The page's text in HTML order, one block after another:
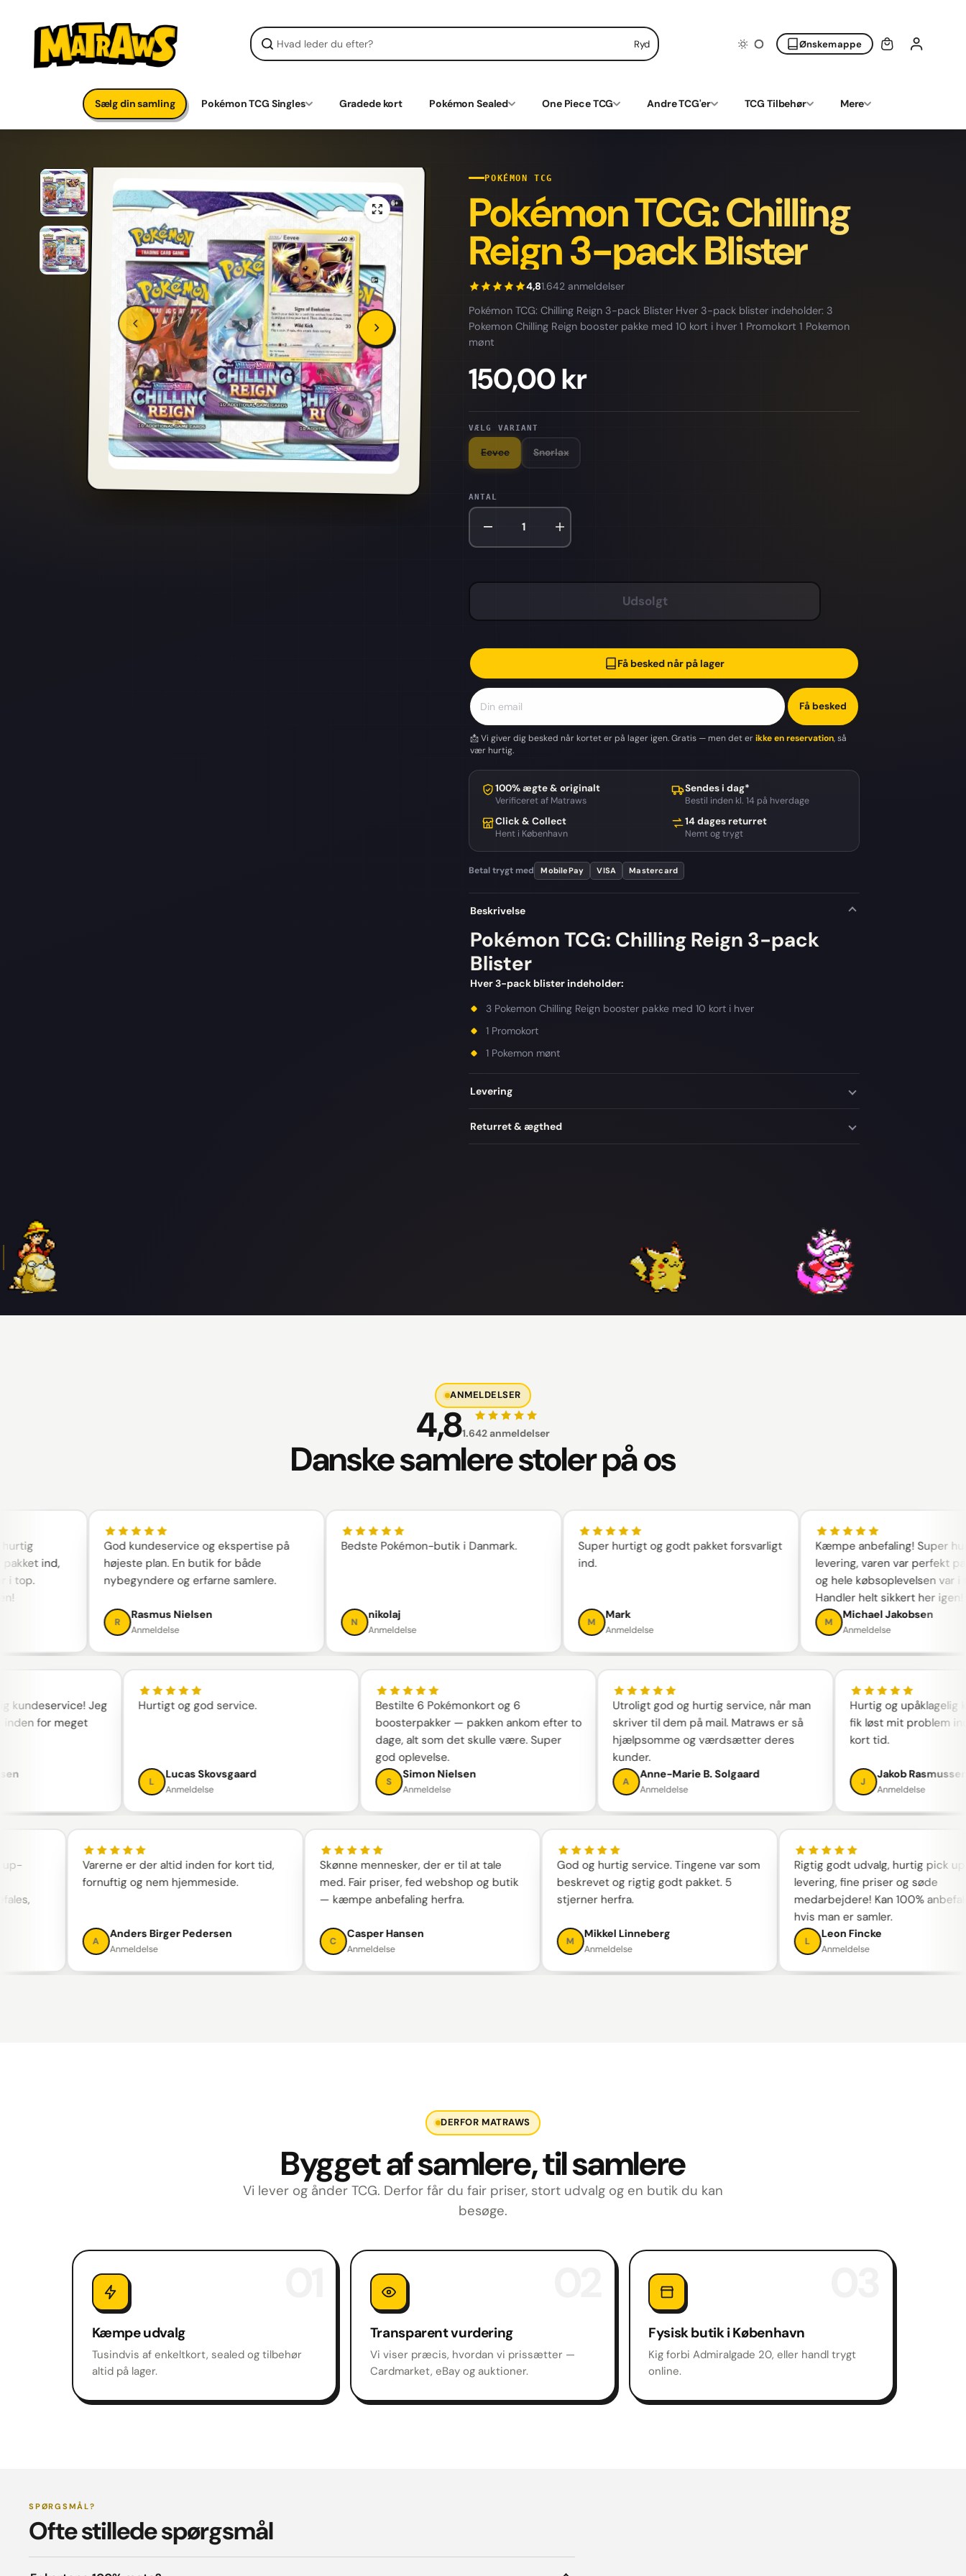
indhold
Ryd Ønskemappe
Sælg din samling Pokémon TCG Singles Gradede kort Pokémon Sealed One Piece TCG Andre TCG'er TCG Tilbehør Mere
POKÉMON TCG
Pokémon TCG: Chilling
Reign 3-pack Blister
4,81.642 anmeldelser
Pokémon TCG: Chilling Reign 3-pack Blister Hver 3-pack blister indeholder: 3
Pokemon Chilling Reign booster pakke med 10 kort i hver 1 Promokort 1 Pokemon
mønt
150,00 kr
VÆLG VARIANT
Eevee Snorlax
ANTAL
Udsolgt
Få besked når på lager
Få besked
📩 Vi giver dig besked når kortet er på lager igen. Gratis — men det erikke en reservation, så
vær hurtig.
100% ægte & originalt
Verificeret af Matraws
Sendes i dag*
Bestil inden kl. 14 på hverdage
Click & Collect
Hent i København
14 dages returret
Nemt og trygt
Betal trygt med MobilePay VISA Mastercard
Beskrivelse
Pokémon TCG: Chilling Reign 3-pack
Blister
Hver 3-pack blister indeholder:
3 Pokemon Chilling Reign booster pakke med 10 kort i hver
1 Promokort
1 Pokemon mønt
Levering
Returret & ægthed
ANMELDELSER
4,81.642 anmeldelser
Danske samlere stoler på os
ind,
God kundeservice og ekspertise på
højeste plan. En butik for både
nybegyndere og erfarne samlere.
Rasmus Nielsen
Anmeldelse
Bedste Pokémon-butik i Danmark.
nikolaj
Anmeldelse
Super hurtigt og godt pakket forsvarligt
Mark
Anmeldelse
Kæmpe anbefaling! Super hurtig
levering, varen var perfekt pakket
og hele købsoplevelsen var i top.
Handler helt sikkert her igen!
Michael Jakobsen
Anmeldelse
kundeservice! Jeg
inden for meget
Hurtigt og god service.
Lucas Skovsgaard
Anmeldelse
Bestilte 6 Pokémonkort og 6
boosterpakker — pakken ankom efter to
dage, alt som det skulle være. Super
god oplevelse.
Simon Nielsen
Anmeldelse
Utroligt god og hurtig service, når man
skriver til dem på mail. Matraws er så
hjælpsomme og værdsætter deres
kunder.
Anne-Marie B. Solgaard
Anmeldelse
Hurtig og
fik løst mit
kort tid.
J
Jakob
Anmeldelse
Varerne er der altid inden for kort tid,
fornuftig og nem hjemmeside.
Anders Birger Pedersen
Anmeldelse
Skønne mennesker, der er til at tale
med. Fair priser, fed webshop og butik
— kæmpe anbefaling herfra.
Casper Hansen
Anmeldelse
God og hurtig service. Tingene var som
beskrevet og rigtig godt pakket. 5
stjerner herfra.
Mikkel Linneberg
Anmeldelse
Rigtig godt udvalg, hurtig pick up-
levering, fine priser og søde
medarbejdere! Kan 100% anbefales,
hvis man er samler.
Leon Fincke
Anmeldelse
DERFOR MATRAWS
Bygget af samlere, til samlere
Vi lever og ånder TCG. Derfor får du fair priser, stort udvalg og en butik du kan
besøge.
Kæmpe udvalg
Tusindvis af enkeltkort, sealed og tilbehør
altid på lager.
Transparent vurdering
Vi viser præcis, hvordan vi prissætter —
Cardmarket, eBay og auktioner.
Fysisk butik i København
Kig forbi Admiralgade 20, eller handl trygt
online.
SPØRGSMÅL?
Ofte stillede spørgsmål